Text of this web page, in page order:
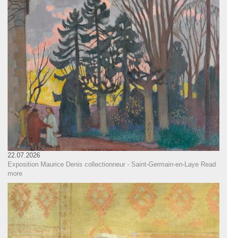
22.07.2026
Exposition Maurice Denis collectionneur - Saint-Germain-en-Laye Read
more